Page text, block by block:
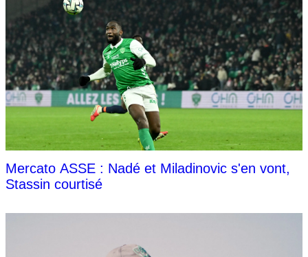
Mercato ASSE : Nadé et Miladinovic s'en vont,
Stassin courtisé